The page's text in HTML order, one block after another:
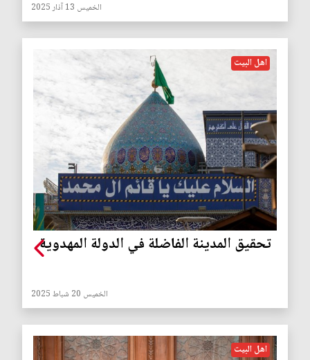
الخميس 13 آذار 2025
اهل البيت
تحقيق المدينة الفاضلة في الدولة المهدوية
الخميس 20 شباط 2025
اهل البيت